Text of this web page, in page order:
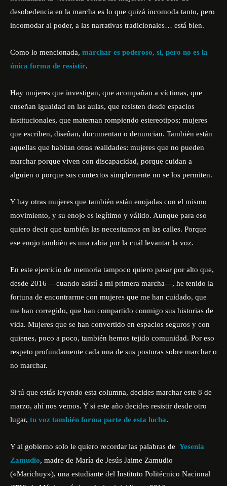
desobedencia en la marcha es lo que quizá incomoda tanto, pero
incomodar al poder, a las narrativas tradicionales… está bien.
Como lo mencionada, marchar es poderoso, sí, pero no es la
única forma de resistir.
Hay mujeres que investigan, que acompañan a víctimas, que
enseñan igualdad en las aulas, que resisten desde espacios
institucionales, que maternan rompiendo estereotipos; mujeres
que escriben, diseñan, documentan o denuncian. También están
aquellas que habitan otras realidades: mujeres que no pueden
marchar porque viven con discapacidad, porque cuidan a
alguien o porque sus contextos simplemente no se los permiten.
Y hay otras mujeres que también están enojadas con el mismo
movimiento, y su enojo es legítimo y válido. Aunque para eso
quiero decir que también las necesitamos en las calles. Porque
ese enojo también es una rabia por la cuál levantar la voz.
En este ejercicio de memoria tampoco quiero pasar por alto que,
desde 2016 —cuando asistí a mi primera marcha—, he tenido la
fortuna de encontrarme con mujeres que me han cuidado, que
me han corregido, que han compartido conmigo sus historias de
vida. Mujeres que se han convertido en espacios seguros y con
quienes, poco a poco, también hemos tejido comunidad. Por eso
respeto profundamente cada una de sus posturas sobre marchar o
no marchar.
Si tú que estás leyendo esta columna, decides marchar este 8 de
marzo, ahí nos vemos. Y si este año decides resistir desde otro
lugar, tu voz también forma parte de esta lucha.
Y al gobierno solo le quiero recordar las palabras de Yesenia
Zamudio, madre de María de Jesús Jaime Zamudio
(«Marichuy»), una estudiante del Instituto Politécnico Nacional